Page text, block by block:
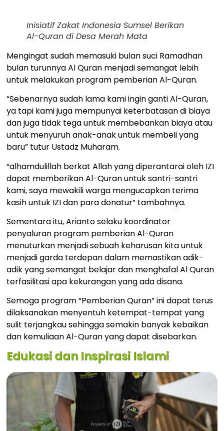
Inisiatif Zakat Indonesia Sumsel Berikan
Al-Quran di Desa Merah Mata
Mengingat sudah memasuki bulan suci Ramadhan
bulan turunnya Al Quran menjadi semangat lebih
untuk melakukan program pemberian Al-Quran.
“Sebenarnya sudah lama kami ingin ganti Al-Quran,
ya tapi kami juga mempunyai keterbatasan di biaya
dan juga tidak tega untuk membebankan biaya atau
untuk menyuruh anak-anak untuk membeli yang
baru” tutur Ustadz Muharam.
“alhamdulillah berkat Allah yang diperantarai oleh IZI
dapat memberikan Al-Quran untuk santri-santri
kami, saya mewakili warga mengucapkan terima
kasih untuk IZI dan para donatur” tambahnya.
Sementara itu, Arianto selaku koordinator
penyaluran program pemberian Al-Quran
menuturkan menjadi sebuah keharusan kita untuk
menjadi garda terdepan dalam memastikan adik-
adik yang semangat belajar dan menghafal Al Quran
terfasilitasi apa kekurangan yang ada disana.
Semoga program “Pemberian Quran” ini dapat terus
dilaksanakan menyentuh ketempat-tempat yang
sulit terjangkau sehingga semakin banyak kebaikan
dan kemuliaan Al-Quran yang dapat disebarkan.
Edukasi dan Inspirasi Islami